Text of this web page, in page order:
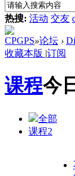
热搜: 活动 交友
CPGPS»论坛 ›
收藏本版 |订阅
课程今
全部
课程2